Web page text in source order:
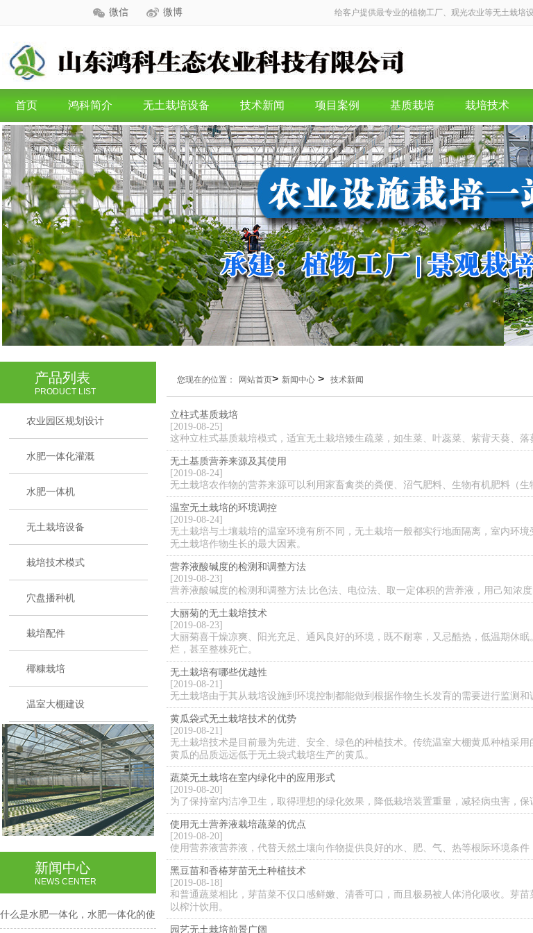
微信 微博 给客户提供最专业的植物工厂、观光农业等无土栽培
首页 鸿科简介 无土栽培设备 技术新闻 项目案例 基质栽培 栽培技术
产品列表
PRODUCT LIST
农业园区规划设计
水肥一体化灌溉
水肥一体机
无土栽培设备
栽培技术模式
穴盘播种机
栽培配件
椰糠栽培
温室大棚建设
新闻中心
NEWS CENTER
什么是水肥一体化，水肥一体化的使
您现在的位置： 网站首页> 新闻中心 > 技术新闻
立柱式基质栽培
[2019-08-25]
这种立柱式基质栽培模式，适宜无土栽培矮生疏菜，如生菜、叶蕊菜、紫背天葵、落
无土基质营养来源及其使用
[2019-08-24]
无土栽培农作物的营养来源可以利用家畜禽类的粪便、沼气肥料、生物有机肥料（生
温室无土栽培的环境调控
[2019-08-24]
无土栽培与土壤栽培的温室环境有所不同，无土栽培一般都实行地面隔离，室内环
无土栽培作物生长的最大因素。
营养液酸碱度的检测和调整方法
[2019-08-23]
营养液酸碱度的检测和调整方法:比色法、电位法、取一定体积的营养液，用己知浓
大丽菊的无土栽培技术
[2019-08-23]
大丽菊喜干燥凉爽、阳光充足、通风良好的环境，既不耐寒，又忌酷热，低温期
烂，甚至整株死亡。
无土栽培有哪些优越性
[2019-08-21]
无土栽培由于其从栽培设施到环境控制都能做到根据作物生长发育的需要进行监测
黄瓜袋式无土栽培技术的优势
[2019-08-21]
无土栽培技术是目前最为先进、安全、绿色的种植技术。传统温室大棚黄瓜种植采
黄瓜的品质远远低于无土袋式栽培生产的黄瓜。
蔬菜无土栽培在室内绿化中的应用形式
[2019-08-20]
为了保持室内洁净卫生，取得理想的绿化效果，降低栽培装置重量，减轻病虫害，
使用无土营养液栽培蔬菜的优点
[2019-08-20]
使用营养液营养液，代替天然土壤向作物提供良好的水、肥、气、热等根际环境条件
黑豆苗和香椿芽苗无土种植技术
[2019-08-18]
和普通蔬菜相比，芽苗菜不仅口感鲜嫩、清香可口，而且极易被人体消化吸收。芽
以榨汁饮用。
园艺无土栽培前景广阔